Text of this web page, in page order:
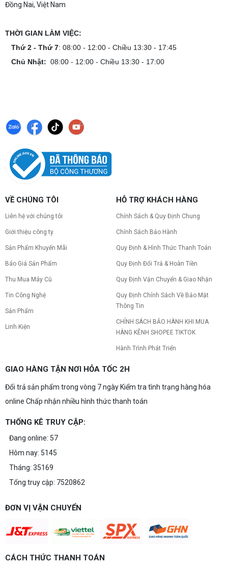
Đồng Nai, Việt Nam
THỜI GIAN LÀM VIỆC:
Thứ 2 - Thứ 7: 08:00 - 12:00 - Chiều 13:30 - 17:45
Chủ Nhật: 08:00 - 12:00 - Chiều 13:30 - 17:00
VỀ CHÚNG TÔI
Liên hệ với chúng tôi
Giới thiệu công ty
Sản Phẩm Khuyến Mãi
Báo Giá Sản Phẩm
Thu Mua Máy Cũ
Tin Công Nghệ
Sản Phẩm
Linh Kiện
HỖ TRỢ KHÁCH HÀNG
Chính Sách & Quy Định Chung
Chính Sách Bảo Hành
Quy Định & Hình Thức Thanh Toán
Quy Định Đổi Trả & Hoàn Tiền
Quy Định Vận Chuyển & Giao Nhận
Quy Định Chính Sách Về Bảo Mật
Thông Tin
CHÍNH SÁCH BẢO HÀNH KHI MUA
HÀNG KÊNH SHOPEE TIKTOK
Hành Trình Phát Triển
GIAO HÀNG TẬN NƠI HỎA TỐC 2H
Đổi trả sản phẩm trong vòng 7 ngày Kiểm tra tình trạng hàng hóa
online Chấp nhận nhiều hình thức thanh toán
THỐNG KÊ TRUY CẬP:
Đang online: 57
Hôm nay: 5145
Tháng: 35169
Tổng truy cập: 7520862
ĐƠN VỊ VẬN CHUYỂN
CÁCH THỨC THANH TOÁN